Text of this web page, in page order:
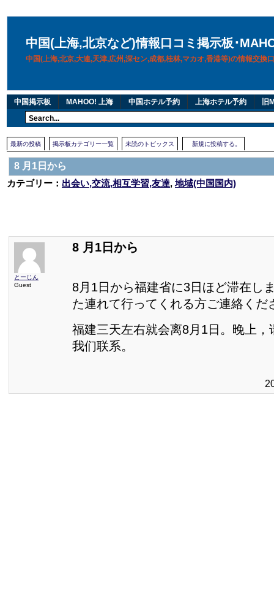
中国(上海,北京など)情報口コミ掲示板･
中国(上海,北京,大連,天津,広州,深セン,成都,桂林,マカオ,香港等)の情報交換
中国掲示板 MAHOO! 上海 中国ホテル予約 上海ホテル予約 旧
最新の投稿 掲示板カテゴリー一覧 未読のトピックス 新規に投稿する。
8 月1日から
カテゴリー： 出会い,交流,相互学習,友達,地域(中国国内)
とーじん
Guest
8 月1日から
8月1日から福建省に3日ほど滞在し
た連れて行ってくれる方ご連絡くだ
福建三天左右就会离8月1日。晚上，
我们联系。